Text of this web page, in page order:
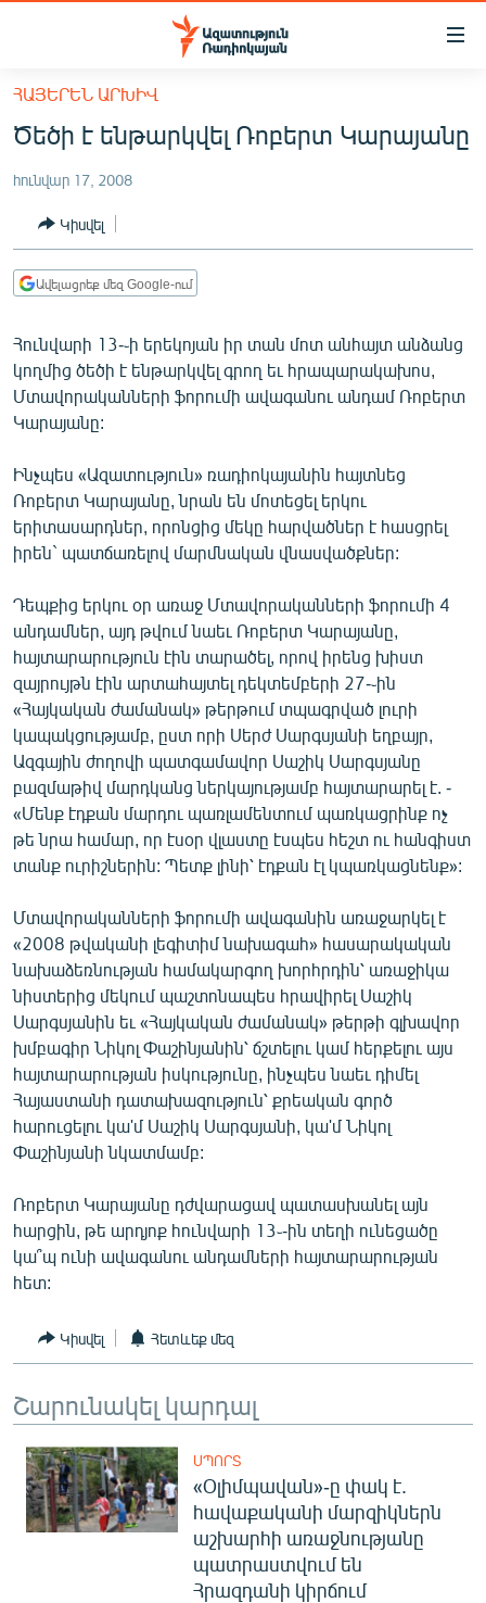
Մատչելիության
հիմնական
բովանդակությանը
հիմնական
մենյուին
Որոնում
ՀԱՅԱՍՏԱՆ
ՔԱՂԱՔԱԿԱՆ
ԸՆՏՐՈՒԹՅՈՒՆՆԵՐ 2026
ԻՐԱՎՈՒՆՔ
ՏՆՏԵՍՈՒԹՅՈՒՆ
ՂԱՐԱԲԱՂ
ՊԱՏԵՐԱԶՄԻ 6 ՇԱԲԱԹՆԵՐԸ
ՏԱՐԱԾԱՇՐՋԱՆ
ՄԻՋԱԶԳԱՅԻՆ
ՄՇԱԿՈՒՅԹ
ՄԵԿՆԱԲԱՆՈՒԹՅՈՒՆ
ՏՏ ԵՒ ԻՆՏԵՐՆԵՏ
ԿՈՐՈՆԱՎԻՐՈՒՍ
ԱՐԽԻՎ
ՏԵՍԱՆՅՈՒԹԵՐ
ԲԱՆԱՎԵՃ
ՁԳՏԵԼՈՎ ԼԱՎԱԳՈՒՅՆԻՆ
Հայերեն
English
Русский
ՀԵՏԵՎԵՔ ՄԵԶ
«Ազատության» բոլոր կայքերը
ՀԱՅԵՐԵՆ ԱՐԽԻՎ
Ծեծի է ենթարկվել Ռոբերտ Կարայանը
հունվար 17, 2008
Կիսվել
Ավելացրեք մեզ Google-ում
Հունվարի 13-֊ի երեկոյան իր տան մոտ անհայտ անձանց
կողմից ծեծի է ենթարկվել գրող եւ հրապարակախոս,
Մտավորականների ֆորումի ավագանու անդամ Ռոբերտ
Կարայանը:
Ինչպես «Ազատություն» ռադիոկայանին հայտնեց
Ռոբերտ Կարայանը, նրան են մոտեցել երկու
երիտասարդներ, որոնցից մեկը հարվածներ է հասցրել
իրեն` պատճառելով մարմնական վնասվածքներ:
Դեպքից երկու օր առաջ Մտավորականների ֆորումի 4
անդամներ, այդ թվում նաեւ Ռոբերտ Կարայանը,
հայտարարություն էին տարածել, որով իրենց խիստ
զայրույթն էին արտահայտել դեկտեմբերի 27-֊ին
«Հայկական ժամանակ» թերթում տպագրված լուրի
կապակցությամբ, ըստ որի Սերժ Սարգսյանի եղբայր,
Ազգային ժողովի պատգամավոր Սաշիկ Սարգսյանը
բազմաթիվ մարդկանց ներկայությամբ հայտարարել է. -
«Մենք էդքան մարդու պառլամենտում պառկացրինք ոչ
թե նրա համար, որ էսօր վլաստը էսպես հեշտ ու հանգիստ
տանք ուրիշներին: Պետք լինի՝ էդքան էլ կպառկացնենք»:
Մտավորականների ֆորումի ավագանին առաջարկել է
«2008 թվականի լեգիտիմ նախագահ» հասարակական
նախաձեռնության համակարգող խորհրդին՝ առաջիկա
նիստերից մեկում պաշտոնապես հրավիրել Սաշիկ
Սարգսյանին եւ «Հայկական ժամանակ» թերթի գլխավոր
խմբագիր Նիկոլ Փաշինյանին՝ ճշտելու կամ հերքելու այս
հայտարարության իսկությունը, ինչպես նաեւ դիմել
Հայաստանի դատախազություն՝ քրեական գործ
հարուցելու կա'մ Սաշիկ Սարգսյանի, կա'մ Նիկոլ
Փաշինյանի նկատմամբ:
Ռոբերտ Կարայանը դժվարացավ պատասխանել այն
հարցին, թե արդյոք հունվարի 13֊-ին տեղի ունեցածը
կա՞պ ունի ավագանու անդամների հայտարարության
հետ:
Կիսվել Հետևեք մեզ
Շարունակել կարդալ
ՍՊՈՐՏ
«Օլիմպավան»-ը փակ է.
հավաքականի մարզիկներն
աշխարհի առաջնությանը
պատրաստվում են
Հրազդանի կիրճում